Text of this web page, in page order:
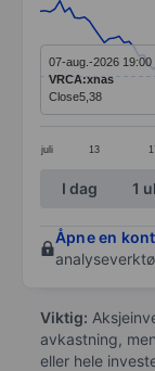
Line chart
The chart
The chart
juli 13
07-aug.-2026 19:00
VRCA:xnas
Close5,38
End of
I dag 1
Åpne en
Viktig:
avkastning,
eller hele